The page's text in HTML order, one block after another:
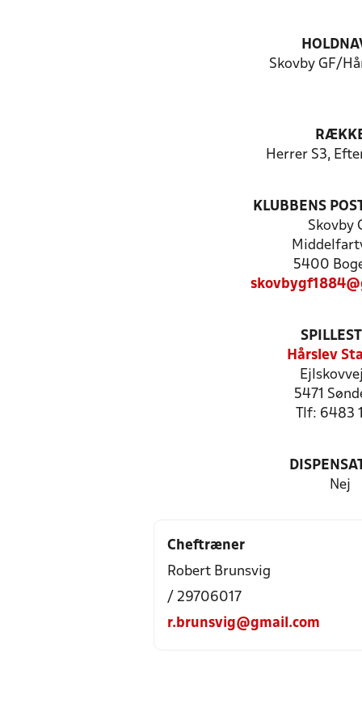
Skovby GF/
Herrer S3,
KLUBBENS
Skovby
5400
Hårslev
5471
Tlf: 6483
Nej
Cheftræner
Robert Brunsvig
/ 29706017
r.brunsvig@gmail.com